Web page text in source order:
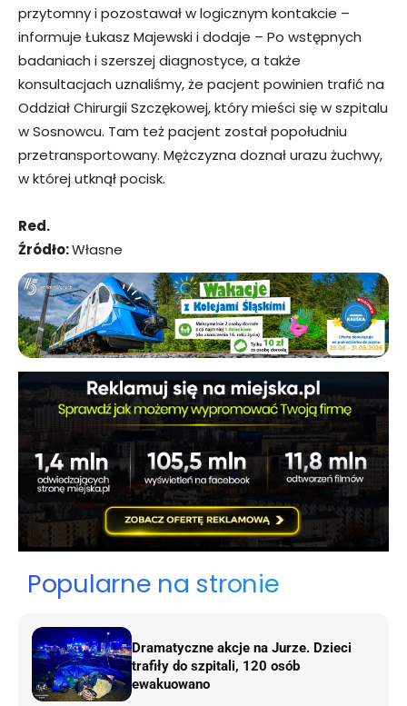
przytomny i pozostawał w logicznym kontakcie –
informuje Łukasz Majewski i dodaje – Po wstępnych
badaniach i szerszej diagnostyce, a także
konsultacjach uznaliśmy, że pacjent powinien trafić na
Oddział Chirurgii Szczękowej, który mieści się w szpitalu
w Sosnowcu. Tam też pacjent został popołudniu
przetransportowany. Mężczyzna doznał urazu żuchwy,
w której utknął pocisk.
Red.
Źródło:Własne
Popularne na stronie
Dramatyczne akcje na Jurze. Dzieci
trafiły do szpitali, 120 osób
ewakuowano